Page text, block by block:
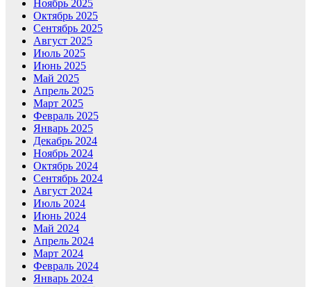
Ноябрь 2025
Октябрь 2025
Сентябрь 2025
Август 2025
Июль 2025
Июнь 2025
Май 2025
Апрель 2025
Март 2025
Февраль 2025
Январь 2025
Декабрь 2024
Ноябрь 2024
Октябрь 2024
Сентябрь 2024
Август 2024
Июль 2024
Июнь 2024
Май 2024
Апрель 2024
Март 2024
Февраль 2024
Январь 2024